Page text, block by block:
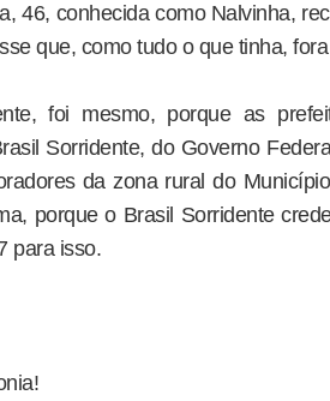
46, conhecida como Nalvinha,
que, como tudo o que tinha,
foi mesmo, porque as
Sorridente, do Governo
da zona rural do
porque o Brasil Sorridente
para isso.